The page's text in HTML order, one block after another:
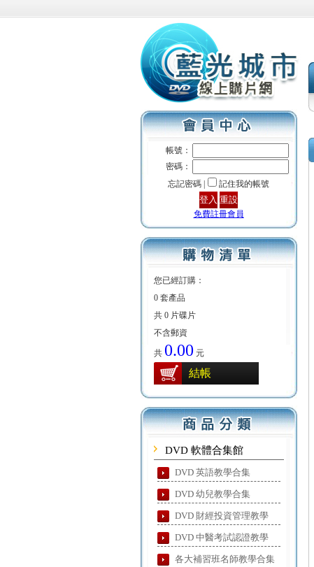
帳號：
密碼：
忘記密碼 |
記住我的帳號
免費註冊會員
您已經訂購：
0 套產品
共 0 片碟片
不含郵資
共 0.00 元
結帳
DVD 軟體合集館
DVD 英語教學合集
DVD 幼兒教學合集
DVD 財經投資管理教學
DVD 中醫考試認證教學
各大補習班名師教學合集